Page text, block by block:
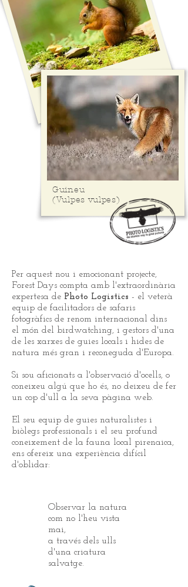
Guineu
(Vulpes vulpes)
Per aquest nou i emocionant projecte,
Forest Days compta amb l'extraordinària
expertesa de Photo Logistics - el veterà
equip de facilitadors de safaris
fotogràfics de renom internacional dins
el món del birdwatching, i gestors d'una
de les xarxes de guies locals i hides de
natura més gran i reconeguda d'Europa.
Si sou aficionats a l'observació d'ocells, o
coneixeu algú que ho és, no deixeu de fer
un cop d'ull a la seva pàgina web.
El seu equip de guies naturalistes i
biòlegs professionals i el seu profund
coneixement de la fauna local pirenaica,
ens ofereix una experiència difícil
d'oblidar:
Observar la natura
com no l'heu vista
mai,
a través dels ulls
d'una criatura
salvatge.